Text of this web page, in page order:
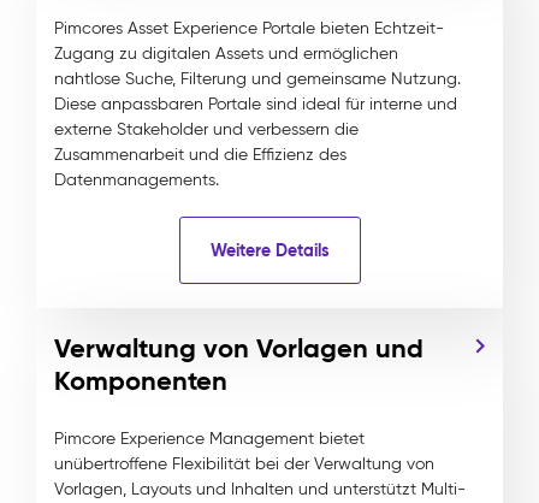
Pimcores Asset Experience Portale bieten Echtzeit-
Zugang zu digitalen Assets und ermöglichen
nahtlose Suche, Filterung und gemeinsame Nutzung.
Diese anpassbaren Portale sind ideal für interne und
externe Stakeholder und verbessern die
Zusammenarbeit und die Effizienz des
Datenmanagements.
Weitere Details
Verwaltung von Vorlagen und
Komponenten
Pimcore Experience Management bietet
unübertroffene Flexibilität bei der Verwaltung von
Vorlagen, Layouts und Inhalten und unterstützt Multi-